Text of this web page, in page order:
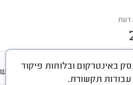
דעת
באינטרקום ובלוחות פיקוד
תקשורת.
מחירים ממוצע